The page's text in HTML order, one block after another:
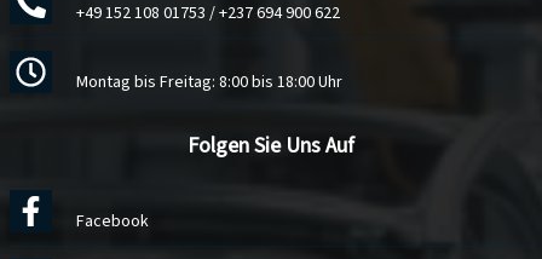
+49 152 108 01753 /+237 694 900 622
Montag bis Freitag: 8:00 bis 18:00 Uhr
Folgen Sie Uns Auf
Facebook